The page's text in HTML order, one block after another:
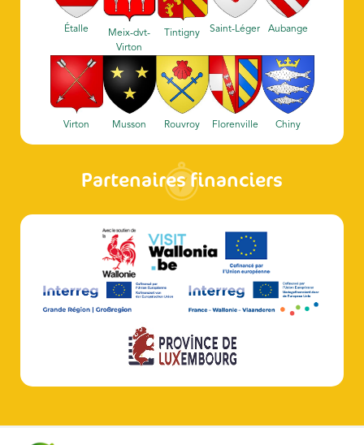
Étalle
Meix-dvt-
Virton
Tintigny Saint-Léger Aubange
Virton Musson Rouvroy Florenville Chiny
Partenaires financiers